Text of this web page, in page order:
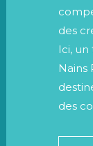
des
Ici,
Nains
des